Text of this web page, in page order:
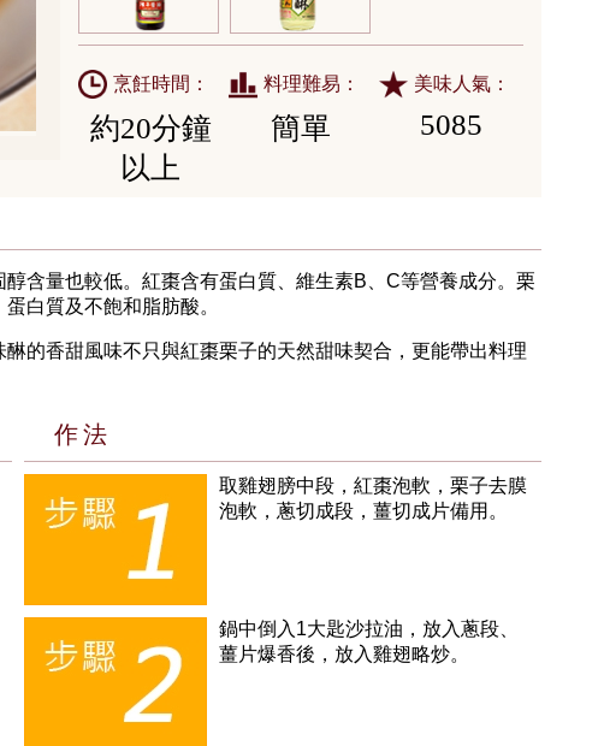
烹飪時間：
約20分鐘
以上
料理難易：
簡單
美味人氣：
5085
含量也較低。紅棗含有蛋白質、維生素B、C等營養成分。栗
白質及不飽和脂肪酸。
的香甜風味不只與紅棗栗子的天然甜味契合，更能帶出料理
作法
取雞翅膀中段，紅棗泡軟，栗子去膜
泡軟，蔥切成段，薑切成片備用。
鍋中倒入1大匙沙拉油，放入蔥段、
薑片爆香後，放入雞翅略炒。